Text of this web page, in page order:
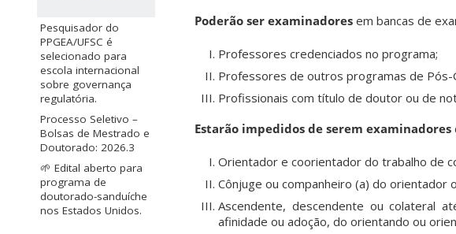
Pesquisador do
PPGEA/UFSC é
selecionado para
escola internacional
sobre governança
regulatória.
Processo Seletivo –
Bolsas de Mestrado e
Doutorado: 2026.3
🌱 Edital aberto para
programa de
doutorado-sanduíche
nos Estados Unidos.
Poderão ser examinadores em bancas de
Professores credenciados no programa;
Professores de outros programas de Pós-
Profissionais com título de doutor ou de
Estarão impedidos de serem examinadores
Orientador e coorientador do trabalho de
Cônjuge ou companheiro (a) do orientador
Ascendente, descendente ou colateral
afinidade ou adoção, do orientando ou